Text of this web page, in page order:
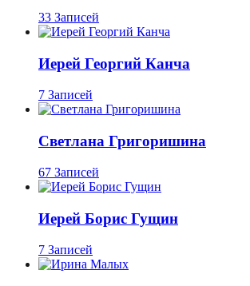
33 Записей
Иерей Георгий Канча
7 Записей
Светлана Григоришина
67 Записей
Иерей Борис Гущин
7 Записей